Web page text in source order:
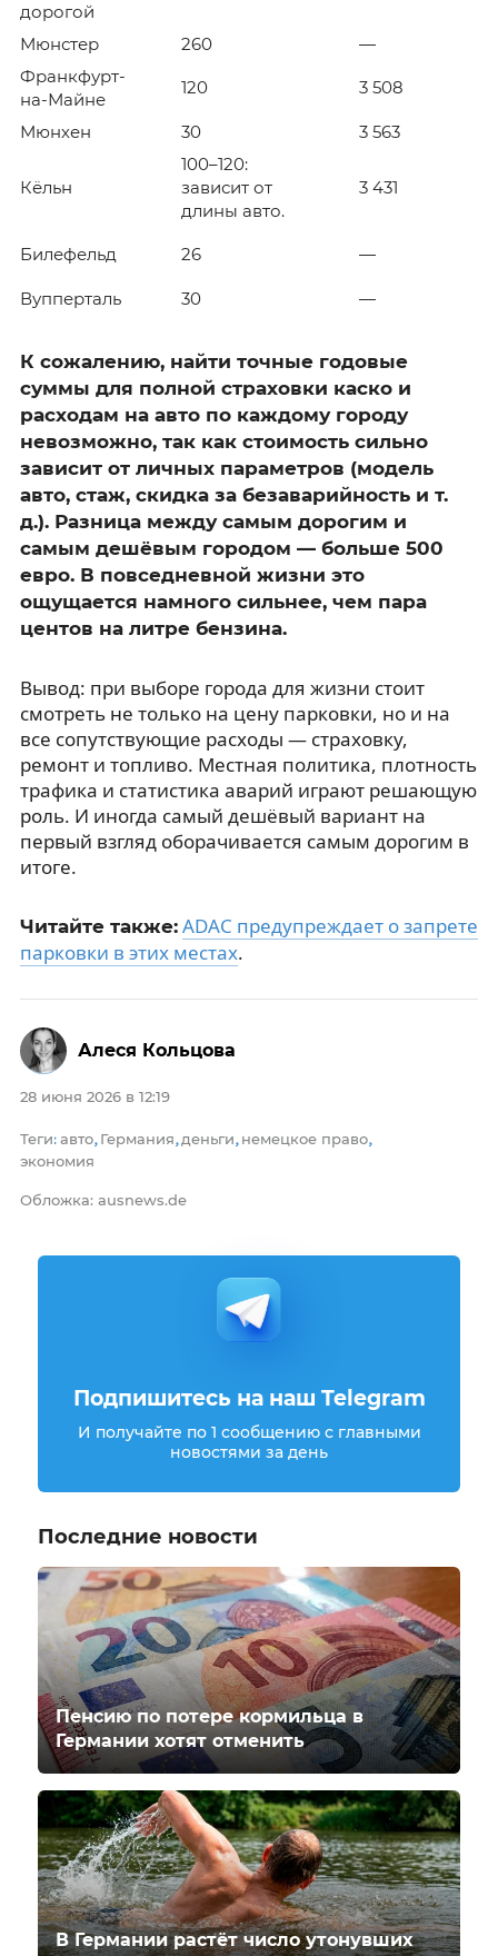
дорогой
Мюнстер
260 —
Франкфурт-
на-Майне
120 3 508
Мюнхен 30 3 563
Кёльн
100–120:
зависит от
длины авто.
3 431
Билефельд 26 —
Вупперталь
30 —
К сожалению, найти точные годовые
суммы для полной страховки каско и
расходам на авто по каждому городу
невозможно, так как стоимость сильно
зависит от личных параметров (модель
авто, стаж, скидка за безаварийность и т.
д.). Разница между самым дорогим и
самым дешёвым городом — больше 500
евро. В повседневной жизни это
ощущается намного сильнее, чем пара
центов на литре бензина.
Вывод: при выборе города для жизни стоит
смотреть не только на цену парковки, но и на
все сопутствующие расходы — страховку,
ремонт и топливо. Местная политика, плотность
трафика и статистика аварий играют решающую
роль. И иногда самый дешёвый вариант на
первый взгляд оборачивается самым дорогим в
итоге.
Читайте также: ADAC предупреждает о запрете
парковки в этих местах.
28 июня 2026 в 12:19
Теги: авто, Германия, деньги, немецкое право,
экономия
Обложка: ausnews.de
Алеся Кольцова
Подпишитесь на наш Telegram
И получайте по 1 сообщению с главными
новостями за день
Последние новости
Пенсию по потере кормильца в
Германии хотят отменить
В Германии растёт число утонувших